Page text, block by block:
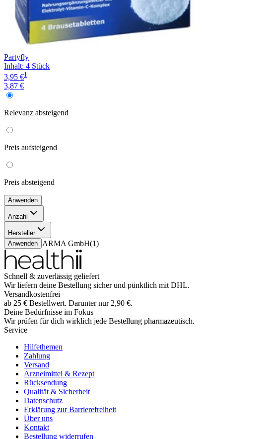
Partyfly
Inhalt: 4 Stück
3,95 €1
3,87 €
Relevanz absteigend
Preis aufsteigend
Preis absteigend
Anwenden
Anzahl
( 1)
Hersteller
PHILPHARMA GmbH(1)
Anwenden
Schnell & zuverlässig geliefert
Wir liefern deine Bestellung sicher und pünktlich mit DHL.
Versandkostenfrei
ab 25 € Bestellwert. Darunter nur 2,90 €.
Deine Bedürfnisse im Fokus
Wir prüfen für dich wirklich jede Bestellung pharmazeutisch.
Service
Hilfethemen
Zahlung
Versand
Arzneimittel & Rezept
Rücksendung
Qualität & Sicherheit
Datenschutz
Erklärung zur Barrierefreiheit
Über uns
Kontakt
Bestellung widerrufen